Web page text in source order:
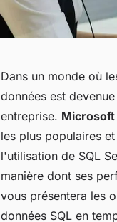
Dans un monde où
données est
entreprise. Microsoft
les plus populaires
l'utilisation de SQL
manière dont ses
vous présentera les
données SQL en